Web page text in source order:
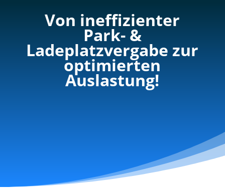
Von ineffizienter
Park- &
Ladeplatzvergabe zur
optimierten
Auslastung!